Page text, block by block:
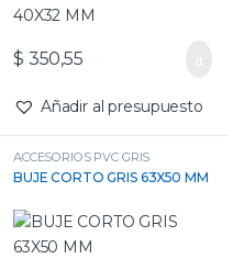
$ 350,55
Añadir al presupuesto
ACCESORIOS PVC GRIS
BUJE CORTO GRIS 63X50 MM